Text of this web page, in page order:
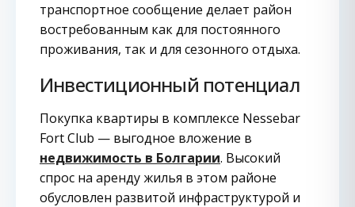
транспортное сообщение делает район
востребованным как для постоянного
проживания, так и для сезонного отдыха.
Инвестиционный потенциал
Покупка квартиры в комплексе Nessebar
Fort Club — выгодное вложение в
недвижимость в Болгарии. Высокий
спрос на аренду жилья в этом районе
обусловлен развитой инфраструктурой и